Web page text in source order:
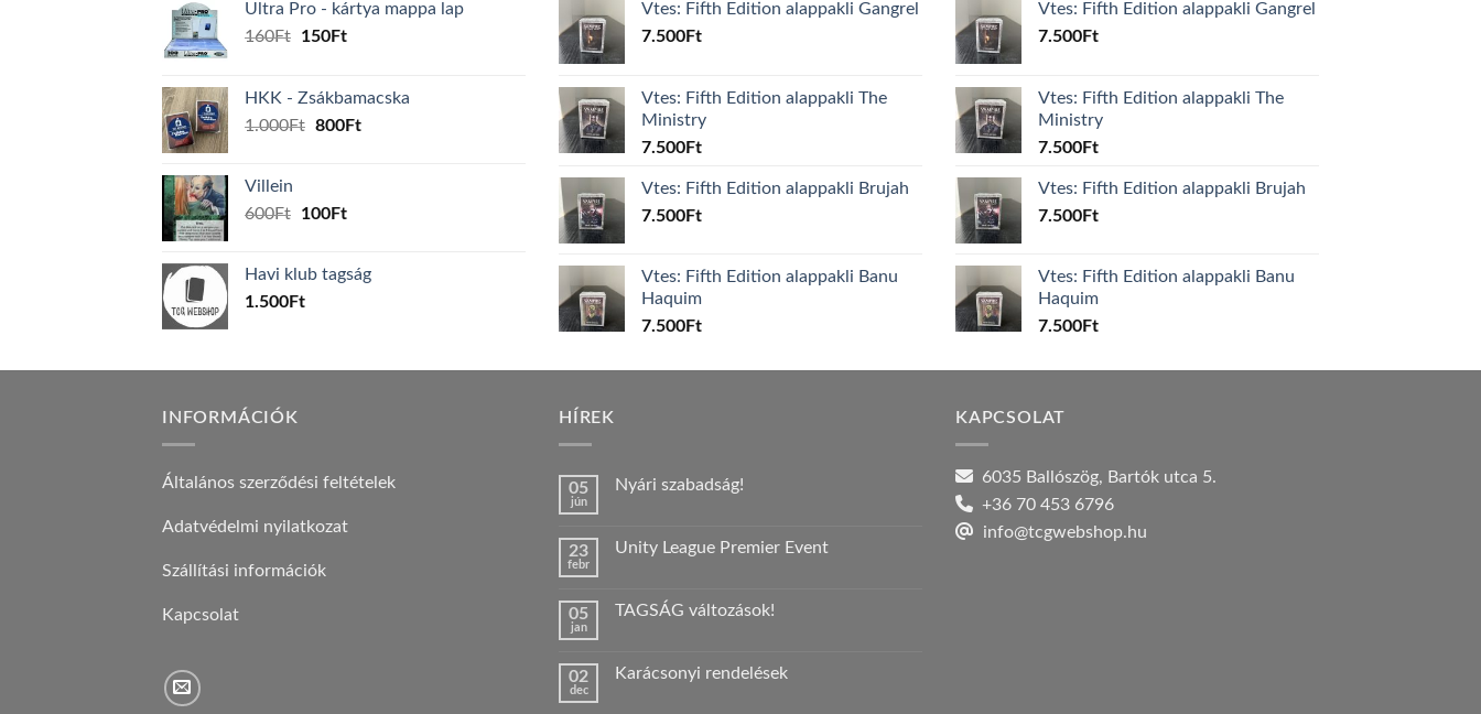
Ultra Pro - kártya mappa lap
160Ft
Original
160Ft.
150FtCurrent
150Ft.
HKK - Zsákbamacska
1.000Ft Original
800FtCurrent
Villein
600Ft
Original
600Ft.
100FtCurrent
100Ft.
Havi klub tagság
1.500Ft
Vtes: Fifth Edition alappakli Gangrel
7.500Ft
Vtes: Fifth Edition alappakli The
Ministry
7.500Ft
Vtes: Fifth Edition alappakli Brujah
7.500Ft
Vtes: Fifth Edition alappakli Banu
Haquim
7.500Ft
Vtes: Fifth Edition alappakli Gangrel
7.500Ft
Vtes: Fifth Edition alappakli The
Ministry
7.500Ft
Vtes: Fifth Edition alappakli Brujah
7.500Ft
Vtes: Fifth Edition alappakli Banu
Haquim
7.500Ft
INFORMÁCIÓK
Általános szerződési feltételek
Adatvédelmi nyilatkozat
Szállítási információk
Kapcsolat
HÍREK
05
jún
Nyári szabadság!
Nyári
23
febr
Unity League Premier Event
Unity
bejegyzéshez
05
jan
TAGSÁG változások!
TAGSÁG
02
dec
Karácsonyi rendelések
KAPCSOLAT
6035 Ballószög, Bartók utca 5.
+36 70 453 6796
info@tcgwebshop.hu